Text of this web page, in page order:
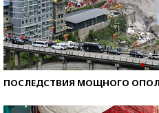
ПОСЛЕДСТВИЯ МОЩНОГО